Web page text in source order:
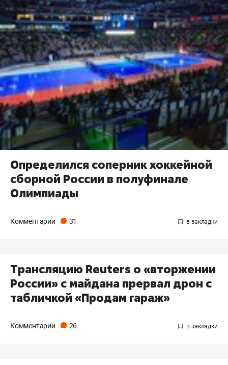
Определился соперник хоккейной
сборной России в полуфинале
Олимпиады
Комментарии 31
Трансляцию Reuters о «вторжении
России» с майдана прервал дрон с
табличкой «Продам гараж»
Комментарии 26